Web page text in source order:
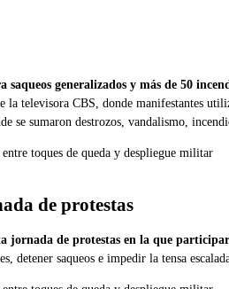
generalizados y más de 50
la televisora CBS, donde manifestantes
se sumaron destrozos, vandalismo,
de protestas
jornada de protestas en la que
detener saqueos e impedir la tensa